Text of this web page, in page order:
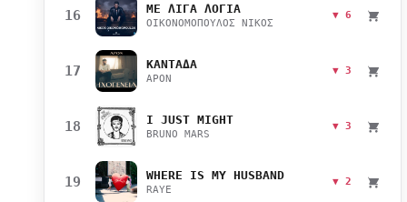
16 ΜΕ ΛΙΓΑ ΛΟΓΙΑ
ΟΙΚΟΝΟΜΟΠΟΥΛΟΣ ΝΙΚΟΣ
▼ 6
17 ΚΑΝΤΑΔΑ
APON
▼ 3
18 I JUST MIGHT
BRUNO MARS
▼ 3
19 WHERE IS MY HUSBAND
RAYE
▼ 2